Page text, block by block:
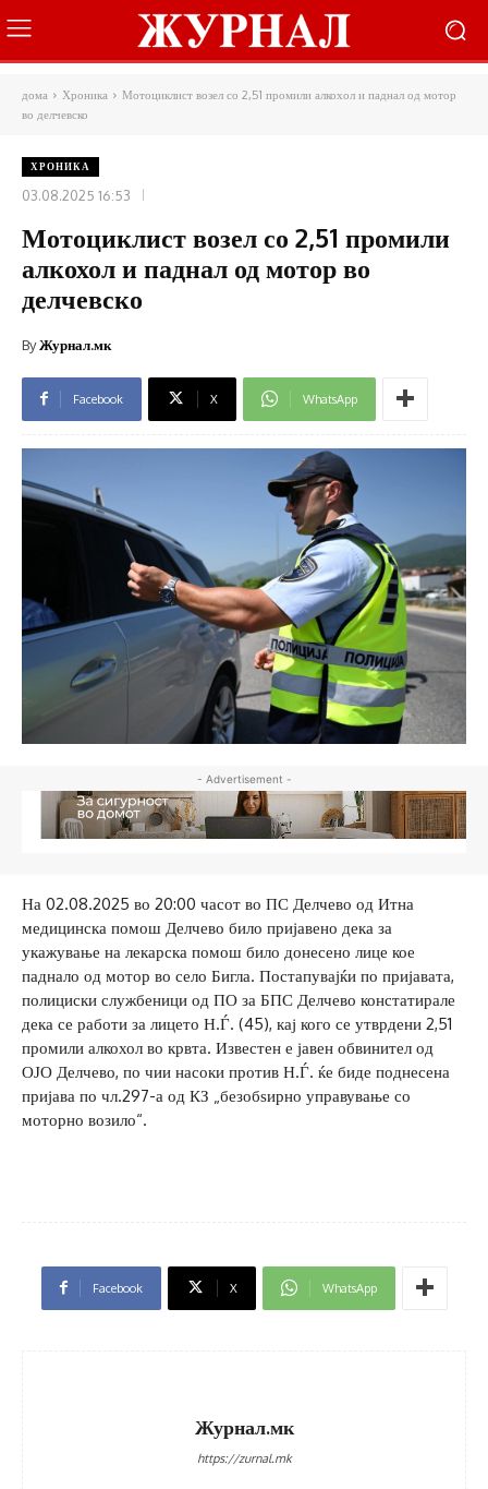
дома Хроника
Мотоциклист возел со 2,51 промили алкохол и паднал од мотор
во делчевско
ХРОНИКА
03.08.2025 16:53
Мотоциклист возел со 2,51 промили
алкохол и паднал од мотор во
делчевско
ByЖурнал.мк
Facebook X WhatsApp
- Advertisement -
На 02.08.2025 во 20:00 часот во ПС Делчево од Итна
медицинска помош Делчево било пријавено дека за
укажување на лекарска помош било донесено лице кое
паднало од мотор во село Бигла. Постапувајќи по пријавата,
полициски службеници од ПО за БПС Делчево констатирале
дека се работи за лицето Н.Ѓ. (45), кај кого се утврдени 2,51
промили алкохол во крвта. Известен е јавен обвинител од
ОЈО Делчево, по чии насоки против Н.Ѓ. ќе биде поднесена
пријава по чл.297-а од КЗ „безобѕирно управување со
моторно возило“.
Facebook X WhatsApp
Журнал.мк
https://zurnal.mk